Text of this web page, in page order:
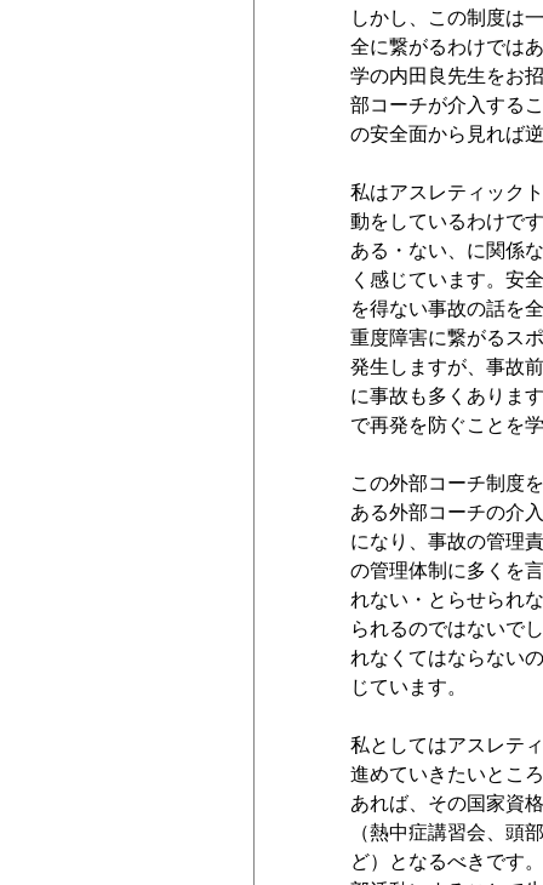
しかし、この制度は
全に繋がるわけでは
学の内田良先生をお
部コーチが介入する
の安全面から見れば
私はアスレティック
動をしているわけで
ある・ない、に関係
く感じています。安
を得ない事故の話を
重度障害に繋がるス
発生しますが、事故
に事故も多くありま
で再発を防ぐことを
この外部コーチ制度
ある外部コーチの介
になり、事故の管理
の管理体制に多くを
れない・とらせられ
られるのではないで
れなくてはならない
じています。
私としてはアスレテ
進めていきたいとこ
あれば、その国家資
（熱中症講習会、頭
ど）となるべきです